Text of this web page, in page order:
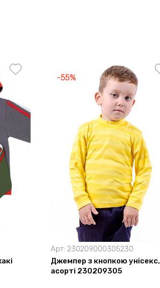
-55%
Арт: 230209000305230
Джемпер з кнопкою унісекс,
асорті 230209305